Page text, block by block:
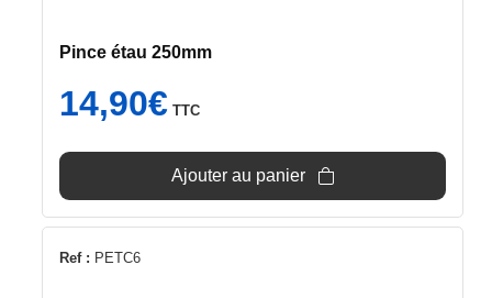
Pince étau 250mm
14,90€ TTC
Ajouter au panier
Ref : PETC6